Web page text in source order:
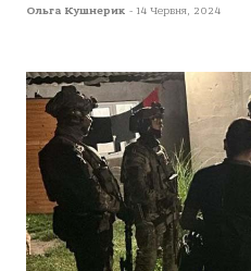
Ольга Кушнерик - 14 Червня, 2024